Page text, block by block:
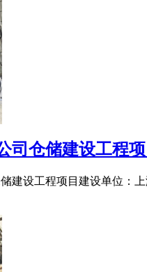
司仓储建设工程项
建设工程项目建设单位：